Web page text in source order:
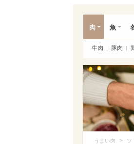
肉 魚
牛肉 豚肉
うまい肉 > ソ